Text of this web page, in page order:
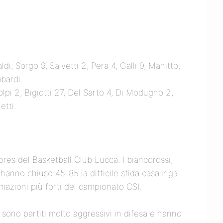
Sorgo 9, Salvetti 2, Pera 4, Galli 9, Manitto,
2, Bigiotti 27, Del Sarto 4, Di Modugno 2,
del Basketball Club Lucca. I biancorossi,
chiuso 45-85 la difficile sfida casalinga
più forti del campionato CSI.
partiti molto aggressivi in difesa e hanno